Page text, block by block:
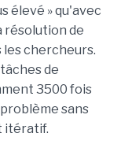
élevé » qu'avec
résolution de
chercheurs.
de
3500 fois
sans
itératif.